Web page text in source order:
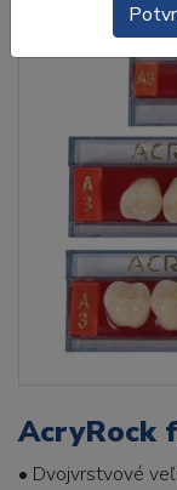
AcryRock
• Dvojvrstvové